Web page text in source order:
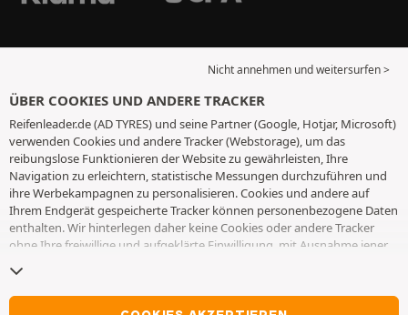
Nicht annehmen und weitersurfen >
ÜBER COOKIES UND ANDERE TRACKER
Reifenleader.de (AD TYRES) und seine Partner (Google, Hotjar, Microsoft)
verwenden Cookies und andere Tracker (Webstorage), um das
reibungslose Funktionieren der Website zu gewährleisten, Ihre
Navigation zu erleichtern, statistische Messungen durchzuführen und
ihre Werbekampagnen zu personalisieren. Cookies und andere auf
Ihrem Endgerät gespeicherte Tracker können personenbezogene Daten
enthalten. Wir hinterlegen daher keine Cookies oder andere Tracker
ohne Ihre freiwillige und aufgeklärte Einwilligung, mit Ausnahme jener,
Auswahl für einen Zeitraum von 6 Monaten. Sie können Ihre
Einwilligung jederzeit widerrufen, indem Sie die WebseiteCookies und